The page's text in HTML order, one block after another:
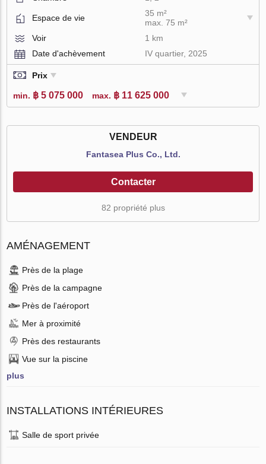
Espace de vie
35 m²
max. 75 m²
Voir
1 km
Date d'achèvement
IV quartier, 2025
Prix
min. ฿ 5 075 000 max. ฿ 11 625 000
VENDEUR
Fantasea Plus Co., Ltd.
Contacter
82 propriété plus
AMÉNAGEMENT
Près de la plage
Près de la campagne
Près de l'aéroport
Mer à proximité
Près des restaurants
Vue sur la piscine
plus
INSTALLATIONS INTÉRIEURES
Salle de sport privée